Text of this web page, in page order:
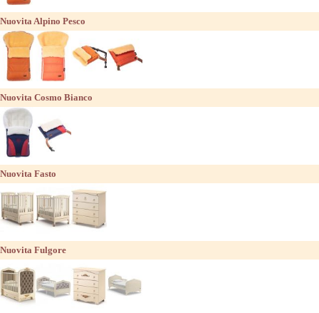
Nuovita Alpino Pesco
Nuovita Cosmo Bianco
Nuovita Fasto
Nuovita Fulgore